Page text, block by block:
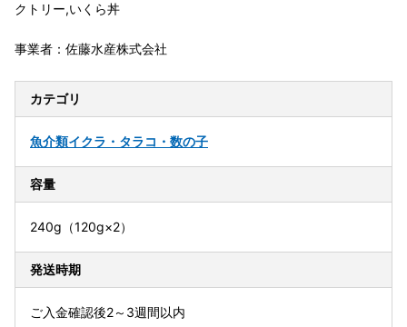
クトリー,いくら丼
事業者：佐藤水産株式会社
カテゴリ
魚介類イクラ・タラコ・数の子
容量
240g（120g×2）
発送時期
ご入金確認後2～3週間以内